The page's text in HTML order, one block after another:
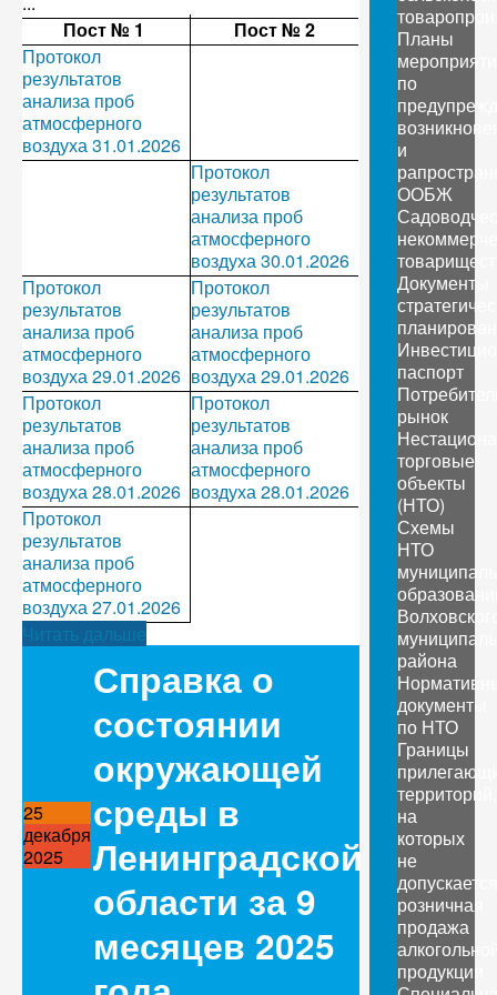
Пост № 1
Пост № 2
Протокол
результатов
анализа проб
атмосферного
воздуха 31.01.2026
Протокол
результатов
анализа проб
атмосферного
воздуха 30.01.2026
Протокол
результатов
анализа проб
атмосферного
воздуха 29.01.2026
Протокол
результатов
анализа проб
атмосферного
воздуха 29.01.2026
Протокол
результатов
анализа проб
атмосферного
воздуха 28.01.2026
Протокол
результатов
анализа проб
атмосферного
воздуха 28.01.2026
Протокол
результатов
анализа проб
атмосферного
воздуха 27.01.2026
Читать дальше
25
декабря
2025
Справка о
состоянии
окружающей
среды в
Ленинградской
области за 9
месяцев 2025
Планы
по
и
ООБЖ
Документы
паспорт
рынок
торговые
объекты
(НТО)
Схемы
НТО
района
документы
по НТО
Границы
территорий,
на
которых
не
допускается
розничная
продажа
продукции